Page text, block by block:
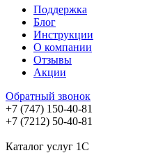
Поддержка
Блог
Инструкции
О компании
Отзывы
Акции
Обратный звонок
+7 (747) 150-40-81
+7 (7212) 50-40-81
Каталог услуг 1С